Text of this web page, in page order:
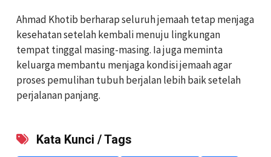
Ahmad Khotib berharap seluruh jemaah tetap menjaga
kesehatan setelah kembali menuju lingkungan
tempat tinggal masing-masing. Ia juga meminta
keluarga membantu menjaga kondisi jemaah agar
proses pemulihan tubuh berjalan lebih baik setelah
perjalanan panjang.
Kata Kunci / Tags